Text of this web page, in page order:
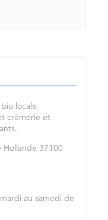
locale
crèmerie et
Hollande 37100
au samedi de